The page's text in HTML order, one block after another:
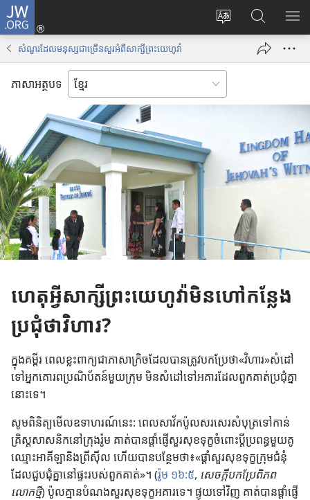
W
O
ទំ
រ
ប្
ដូ
ណ
(
ក
ម្
w
o
មី
)
ស្
វែ
ង
មា
តា
W
.
R
G
ប
ហា
ញ្
ជី
ជ
ម្
រើ
សំណួរដែលមនុស្សជាច្រើនសួរអំពីសាក្សីព្រះយេហូវ៉ា
ភាសាអត្ថបទ
ហេតុអ្វីសាក្សីព្រះយេហូវ៉ាមិនហៅកន្លែង
ប្រជុំថាវិហារ?
ក្នុង​គម្ពីរ ពេល​ខ្លះ​ពាក្យ​ជា​ភាសា​ក្រិច​ដែល​បាន​ត្រូវ​បក​ប្រែ​ថា«វិហារ»សំដៅ​
ទៅ​អ្នក​គោរព​ប្រណិប័តន៍​មួយ​ក្រុម មិន​សំដៅ​ទៅ​អគារ​ដែល​ពួក​គាត់​ប្រជុំ​គ្នា​
នោះ​ទេ។
សូម​ពិនិត្យ​មើល​ឧទាហរណ៍​នេះ: ពេល​សាវ័ក​ប៉ូល​សរសេរ​សំបុត្រ​ទៅ​កាន់​
គ្រិស្ត​សាសនិក​នៅ​ក្រុង​រ៉ូម គាត់​បាន​ផ្ដាំ​ផ្ញើ​សួរ​សុខ​ទុក្ខ​ចំពោះ​ប្ដី​ប្រពន្ធ​មួយ​គូ​
ឈ្មោះ​អាគីឡា​និង​ព្រីស៊ីល ហើយ​បាន​បន្ថែម​ថា៖«ផ្ដាំ​សួរ​សុខ​ទុក្ខ​ក្រុម​ជំនុំ​
ដែល​ជួប​ជុំ​គ្នា​នៅ​ផ្ទះ​របស់​ពួក​គាត់»។ (រ៉ូម ១៦:៥, សេចក្ដី​បក​ប្រែ​ពិភព​
លោក​ថ្មី) ប៉ូល​គ្មាន​បំណង​សួរ​សុខ​ទុក្ខ​អគារ​ទេ។ ផ្ទុយ​ទៅ​វិញ គាត់​បាន​ផ្ដាំ​ផ្ញើ​